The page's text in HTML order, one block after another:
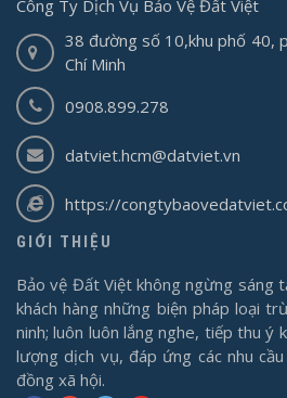
Công Ty Dịch Vụ Bảo Vệ Đất Việt
38 đường số 10,khu phố 40,
Chí Minh
0908.899.278
datviet.hcm@datviet.vn
https://
GIỚI THIỆU
Bảo vệ Đất Việt không ngừng sáng
khách hàng những biện pháp loại
ninh; luôn luôn lắng nghe, tiếp thu ý
lượng dịch vụ, đáp ứng các nhu
đồng xã hội.